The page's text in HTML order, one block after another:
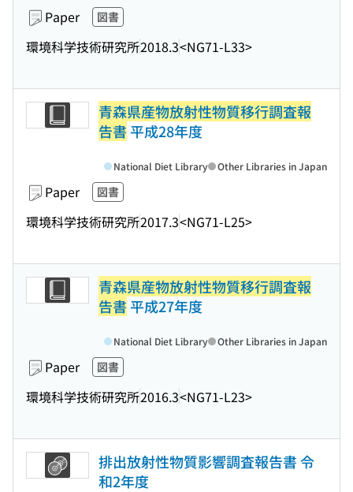
Paper 図書
環境科学技術研究所2018.3<NG71-L33>
青森県産物放射性物質移行調査報
告書平成28年度
Paper 図書
環境科学技術研究所2017.3<NG71-L25>
National Diet Library Other Libraries in Japan
青森県産物放射性物質移行調査報
告書平成27年度
Paper 図書
環境科学技術研究所2016.3<NG71-L23>
National Diet Library Other Libraries in Japan
排出放射性物質影響調査報告書 令
和2年度